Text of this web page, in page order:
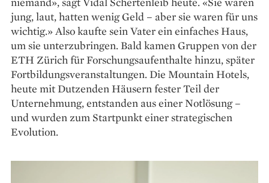
jung, laut, hatten wenig Geld – aber sie waren für uns
wichtig.» Also kaufte sein Vater ein ein­faches Haus,
um sie unterzubringen. Bald kamen Gruppen von der
ETH Zürich für Forschungs­aufenthalte hinzu, später
Fortbildungsveranstaltungen. Die Mountain Hotels,
heute mit Dutzenden Häusern fester Teil der
Unternehmung, entstanden aus einer Notlösung –
und wurden zum Startpunkt einer strategischen
Evolution.